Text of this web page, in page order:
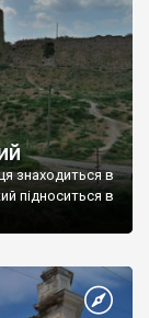
знаходиться в
підноситься в